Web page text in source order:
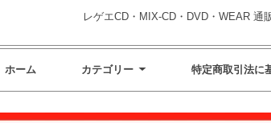
レゲエCD・MIX-CD・DVD・WEAR 通
ホーム カテゴリー 特定商取引法に